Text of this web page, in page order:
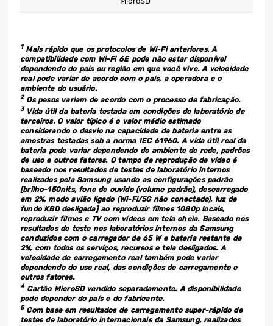
1Mais rápido que os protocolos de Wi-Fi anteriores. A
compatibilidade com Wi-Fi 6E pode não estar disponível
dependendo do país ou região em que você vive. A velocidade
real pode variar de acordo com o país, a operadora e o
ambiente do usuário.
2Os pesos variam de acordo com o processo de fabricação.
3Vida útil da bateria testada em condições de laboratório de
terceiros. O valor típico é o valor médio estimado
considerando o desvio na capacidade da bateria entre as
amostras testadas sob a norma IEC 61960. A vida útil real da
bateria pode variar dependendo do ambiente de rede, padrões
de uso e outros fatores. O tempo de reprodução de vídeo é
baseado nos resultados de testes de laboratório internos
realizados pela Samsung usando as configurações padrão
[brilho-150nits, fone de ouvido (volume padrão), descarregado
em 2%, modo avião ligado (Wi-Fi/5G não conectado), luz de
fundo KBD desligada] ao reproduzir filmes 1080p locais,
reproduzir filmes e TV com vídeos em tela cheia. Baseado nos
resultados de teste nos laboratórios internos da Samsung
conduzidos com o carregador de 65 W e bateria restante de
2%, com todos os serviços, recursos e tela desligados. A
velocidade de carregamento real também pode variar
dependendo do uso real, das condições de carregamento e
outros fatores.
4Cartão MicroSD vendido separadamente. A disponibilidade
pode depender do país e do fabricante.
5Com base em resultados de carregamento super-rápido de
testes de laboratório internacionais da Samsung, realizados